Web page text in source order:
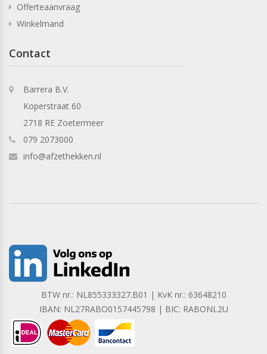
Offerteaanvraag
Winkelmand
Contact
Barrera B.V.
Koperstraat 60
2718 RE Zoetermeer
079 2073000
info@afzethekken.nl
BTW nr.: NL855333327.B01 | KvK nr.: 63648210
IBAN: NL27RABO0157445798 | BIC: RABONL2U